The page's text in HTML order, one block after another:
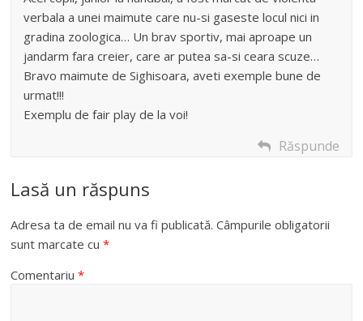
verbala a unei maimute care nu-si gaseste locul nici in
gradina zoologica… Un brav sportiv, mai aproape un
jandarm fara creier, care ar putea sa-si ceara scuze…
Bravo maimute de Sighisoara, aveti exemple bune de
urmat!!!
Exemplu de fair play de la voi!
Răspunde
Lasă un răspuns
Adresa ta de email nu va fi publicată. Câmpurile obligatorii
sunt marcate cu*
Comentariu*